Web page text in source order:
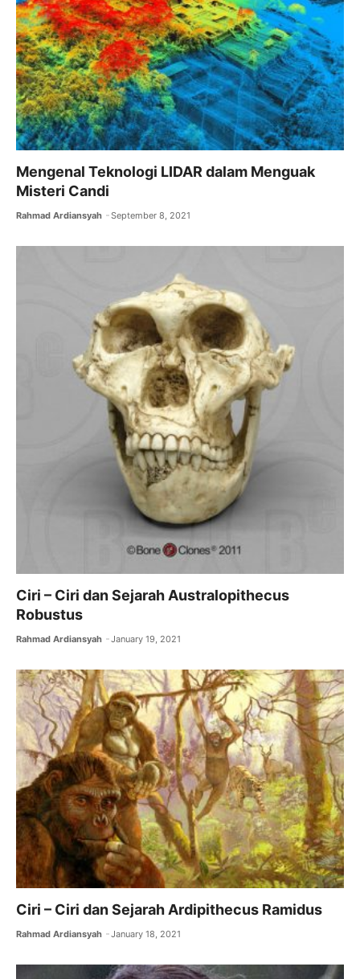
k
Mengenal Teknologi LIDAR dalam Menguak
Misteri Candi
Rahmad Ardiansyah September 8, 2021
Ciri – Ciri dan Sejarah Australopithecus
Robustus
Rahmad Ardiansyah January 19, 2021
Ciri – Ciri dan Sejarah Ardipithecus Ramidus
Rahmad Ardiansyah January 18, 2021